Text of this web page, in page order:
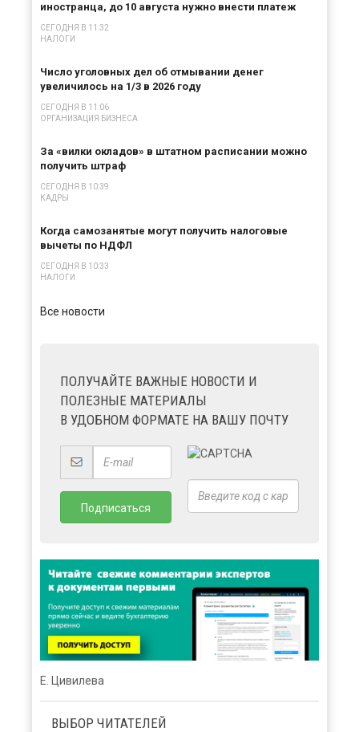
иностранца, до 10 августа нужно внести платеж
СЕГОДНЯ В 11:32
НАЛОГИ
Число уголовных дел об отмывании денег
увеличилось на 1/3 в 2026 году
СЕГОДНЯ В 11:06
ОРГАНИЗАЦИЯ БИЗНЕСА
За «вилки окладов» в штатном расписании можно
получить штраф
СЕГОДНЯ В 10:39
КАДРЫ
Когда самозанятые могут получить налоговые
вычеты по НДФЛ
СЕГОДНЯ В 10:33
НАЛОГИ
Все новости
ПОЛУЧАЙТЕ ВАЖНЫЕ НОВОСТИ И
ПОЛЕЗНЫЕ МАТЕРИАЛЫ
В УДОБНОМ ФОРМАТЕ НА ВАШУ ПОЧТУ
Е. Цивилева
ВЫБОР ЧИТАТЕЛЕЙ